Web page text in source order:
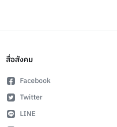
สื่อสังคม
Facebook
Twitter
LINE